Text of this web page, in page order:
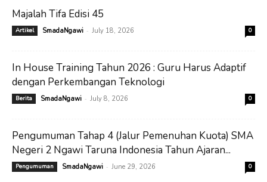
Majalah Tifa Edisi 45
Artikel SmadaNgawi - July 18, 2026 0
In House Training Tahun 2026 : Guru Harus Adaptif
dengan Perkembangan Teknologi
Berita SmadaNgawi - July 8, 2026 0
Pengumuman Tahap 4 (Jalur Pemenuhan Kuota) SMA
Negeri 2 Ngawi Taruna Indonesia Tahun Ajaran...
Pengumuman SmadaNgawi - June 29, 2026 0